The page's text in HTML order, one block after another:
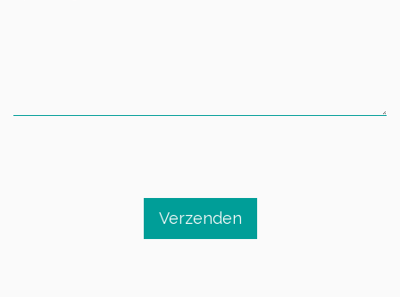
Verzenden